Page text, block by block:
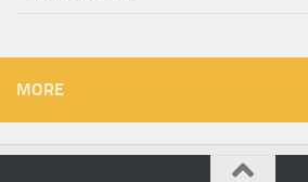
MORE